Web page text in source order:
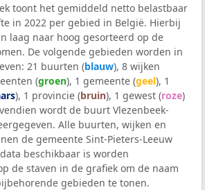
toont het gemiddeld netto belastbaar
in 2022 per gebied in België. Hierbij
laag naar hoog gesorteerd op de
De volgende gebieden worden in
21 buurten (blauw), 8 wijken
(groen), 1 gemeente (geel), 1
), 1 provincie (bruin), 1 gewest (roze)
wordt de buurt Vlezenbeek-
Alle buurten, wijken en
de gemeente Sint-Pieters-Leeuw
beschikbaar is worden
de staven in de grafiek om de naam
gebieden te tonen.